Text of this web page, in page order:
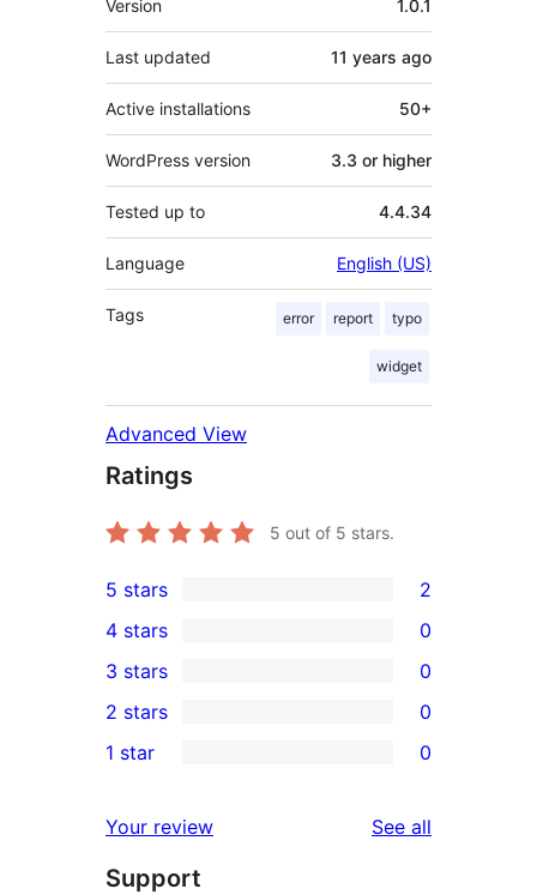
Version 1.0.1
Last updated 11 years ago
Active installations 50+
WordPress version 3.3 or higher
Tested up to 4.4.34
Language English (US)
Tags error report typo
widget
Advanced View
Ratings
5 out of 5 stars.
2
5-
star
reviews
5 stars 2
4-
star
reviews
4 stars 0
0
3-
star
3 stars 0
2-
reviews
2 stars 0
star
reviews
1 star 0
Your review See all
Support